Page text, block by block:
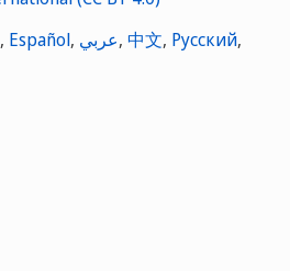
, Español, عربي, 中文, Русский,